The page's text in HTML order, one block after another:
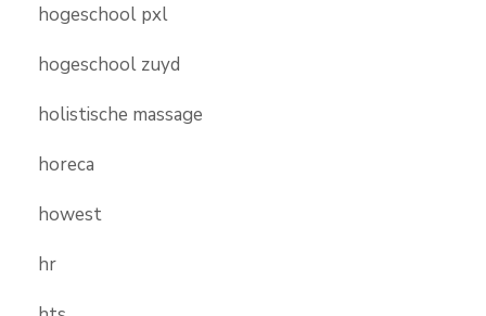
hogeschool pxl
hogeschool zuyd
holistische massage
horeca
howest
hr